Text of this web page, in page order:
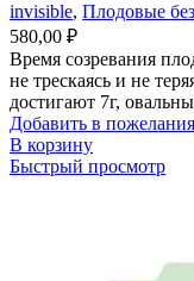
invisible, Плодовые
580,00 ₽
Время созревания
не трескаясь и не
достигают 7г,
Добавить в пожелания
В корзину
Быстрый просмотр